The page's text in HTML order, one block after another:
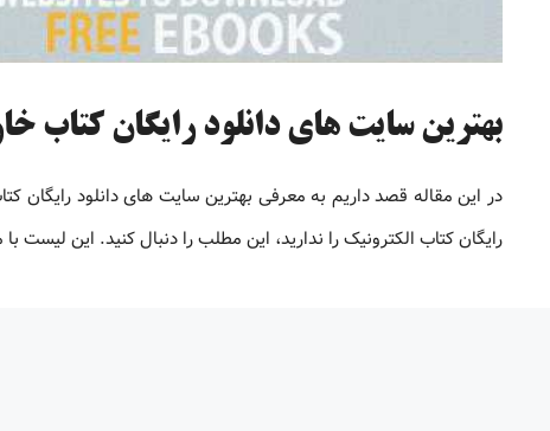
بهترین سایت های دانلود رایگان کتاب
در این مقاله قصد داریم به معرفی بهترین سایت های دانلود
رایگان کتاب الکترونیک را ندارید، این مطلب را دنبال کنید. این